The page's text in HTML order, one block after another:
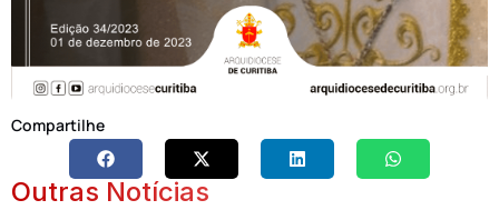
Compartilhe
Outras Notícias